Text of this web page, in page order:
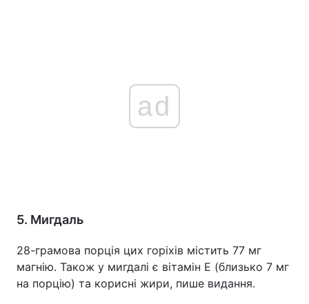
ad
5. Мигдаль
28-грамова порція цих горіхів містить 77 мг
магнію. Також у мигдалі є вітамін Е (близько 7 мг
на порцію) та корисні жири, пише видання.